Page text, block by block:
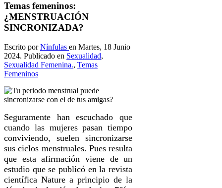
Temas femeninos:
¿MENSTRUACIÓN
SINCRONIZADA?
Escrito porNínfulas en Martes, 18 Junio
2024. Publicado en Sexualidad,
Sexualidad Femenina., Temas
Femeninos
Seguramente han escuchado que
cuando las mujeres pasan tiempo
conviviendo, suelen sincronizarse
sus ciclos menstruales. Pues resulta
que esta afirmación viene de un
estudio que se publicó en la revista
científica Nature a principio de la